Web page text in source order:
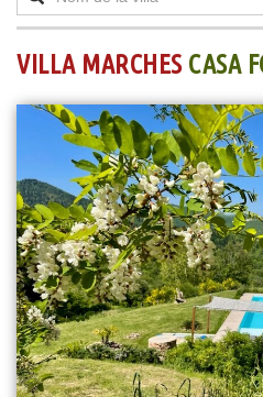
VILLA MARCHES CASA